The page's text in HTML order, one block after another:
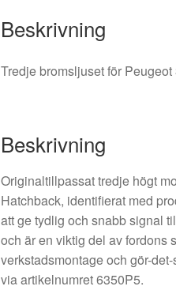
Beskrivning
Tredje bromsljuset för
Beskrivning
Originaltillpassat tredje högt
Hatchback, identifierat med
att ge tydlig och snabb signal
och är en viktig del av fordons
verkstadsmontage och gör-
via artikelnumret 6350P5.